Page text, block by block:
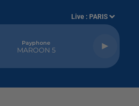
Live : PARIS
Payphone
MAROON 5